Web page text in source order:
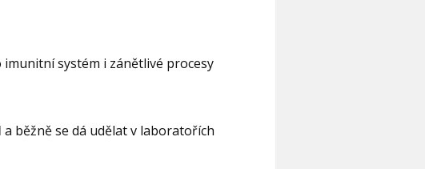
systém i zánětlivé procesy
a běžně se dá udělat v laboratořích